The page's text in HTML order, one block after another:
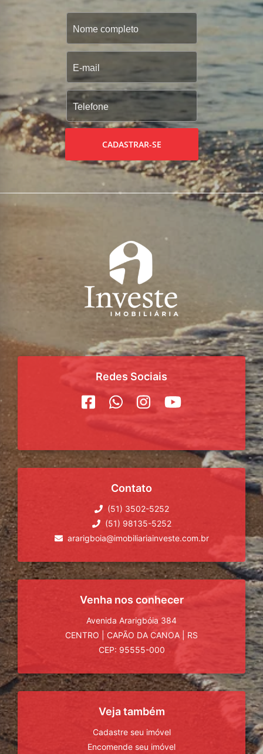
CADASTRAR-SE
Redes Sociais
Contato
(51) 3502-5252
(51) 98135-5252
ararigboia@imobiliariainveste.com.br
Venha nos conhecer
Avenida Ararigbóia 384
CENTRO
CAPÃO DA CANOA
RS
CEP: 95555-000
Veja também
Cadastre seu imóvel
Encomende seu imóvel